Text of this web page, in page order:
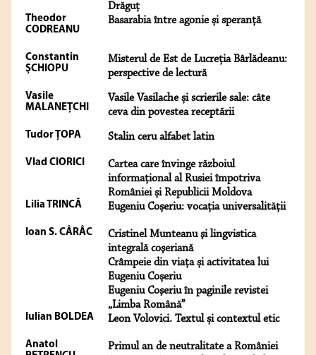
Drăguţ
Theodor
CODREANU
Basarabia între agonie și speranță
Constantin
ŞCHIOPU
Misterul de Est de Lucreția Bârlădeanu:
perspective de lectură
Vasile
MALANEŢCHI
Vasile Vasilache și scrierile sale: câte
ceva din povestea receptării
Tudor ȚOPA Stalin ceru alfabet latin
Vlad CIORICI
Cartea care învinge războiul
informațional al Rusiei împotriva
României și Republicii Moldova
Lilia TRINCĂ Eugeniu Coșeriu: vocația universalității
Ioan S. CÂRÂC
Cristinel Munteanu şi lingvistica
integrală coşeriană
Crâmpeie din viața și activitatea lui
Eugeniu Coșeriu
Eugeniu Coşeriu în paginile revistei
„Limba Română”
Iulian BOLDEA Leon Volovici. Textul și contextul etic
Anatol
Primul an de neutralitate a României